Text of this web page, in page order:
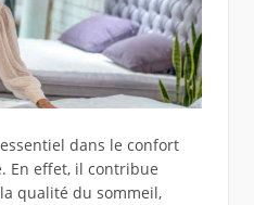
dans le confort
En effet, il contribue
qualité du sommeil,